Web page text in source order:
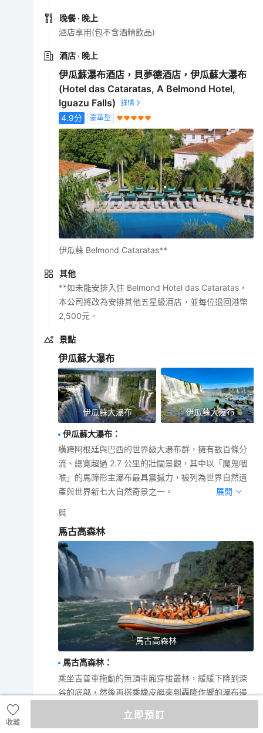
晚餐 · 晚上
酒店享用(包不含酒精飲品)
酒店 · 晚上
伊瓜蘇瀑布酒店，貝夢德酒店，伊瓜蘇大瀑布
(Hotel das Cataratas, A Belmond Hotel,
Iguazu Falls)
4.9分 豪華型
伊瓜蘇 Belmond Cataratas**
其他
**如未能安排入住 Belmond Hotel das Cataratas，
本公司將改為安排其他五星級酒店，並每位退回港幣
2,500元。
景點
伊瓜蘇大瀑布
伊瓜蘇大瀑布 伊瓜蘇大瀑布
伊瓜蘇大瀑布 ：
橫跨阿根廷與巴西的世界級大瀑布群，擁有數百條分
流、總寬超過 2.7 公里的壯闊景觀，其中以「魔鬼咽
喉」的馬蹄形主瀑布最具震撼力，被列為世界自然遺
產與世界新七大自然奇景之一。
展開
與
馬古高森林
馬古高森林
馬古高森林 ：
乘坐吉普車拖動的無頂車廂穿梭叢林，緩緩下降到深
谷的底部，然後再搭乘橡皮艇來到轟隆作響的瀑布邊
D15|伊瓜蘇─伊瓜蘇大瀑布─乘小火車漫遊國
收藏
立即預訂